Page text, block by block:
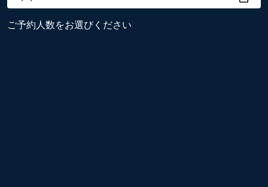
ご予約人数をお選びください